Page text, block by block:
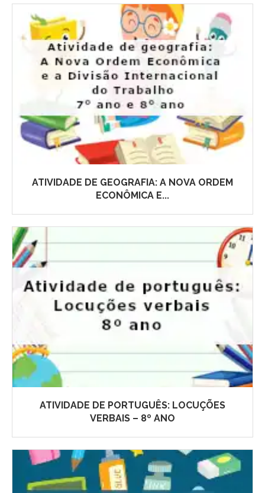
ATIVIDADE DE GEOGRAFIA: A NOVA ORDEM
ECONÔMICA E...
ATIVIDADE DE PORTUGUÊS: LOCUÇÕES
VERBAIS – 8º ANO